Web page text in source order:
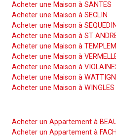
Acheter une Maison à SANTES
Acheter une Maison à SECLIN
Acheter une Maison à SEQUEDIN
Acheter une Maison à ST
Acheter une Maison à
Acheter une Maison à
Acheter une Maison à
Acheter une Maison à
Acheter une Maison à WINGLES
Acheter un Appartement à
Acheter un Appartement à